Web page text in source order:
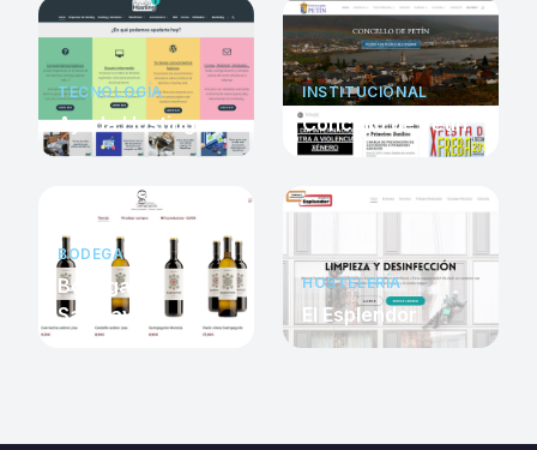
TECNOLOGÍA
Ayuda Hosting
INSTITUCIONAL
Concello de Petín
BODEGA
Bodegas
Sampayolo
HOSTELERÍA
El Esplendor